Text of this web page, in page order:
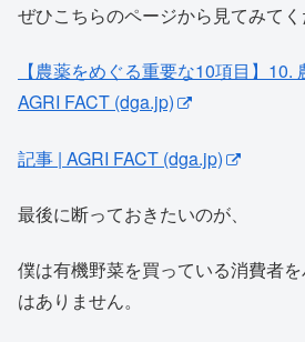
ぜひこちらのページから見てみてく
【農薬をめぐる重要な10項目】
AGRI FACT (dga.jp)
記事 | AGRI FACT (dga.jp)
最後に断っておきたいのが、
僕は有機野菜を買っている消費者
はありません。